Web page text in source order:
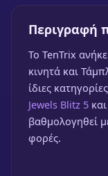
Περιγραφή
To TenTrix
κινητά και
ίδιες
Jewels Blitz 5 και
βαθμολογηθεί
φορές.